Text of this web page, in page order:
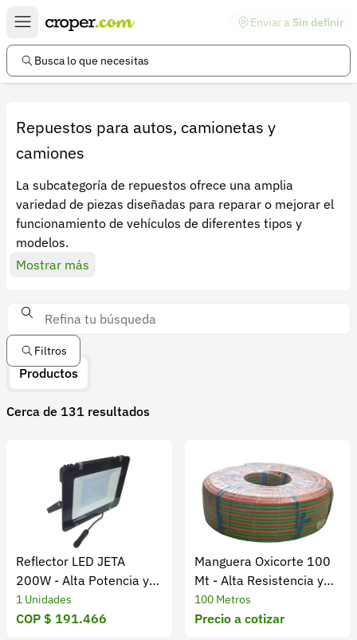
Enviar a Sin definir
Busca lo que necesitas
Repuestos para autos, camionetas y
camiones
La subcategoría de repuestos ofrece una amplia
variedad de piezas diseñadas para reparar o mejorar el
funcionamiento de vehículos de diferentes tipos y
modelos.
Mostrar más
Filtros
Productos
Cerca de 131 resultados
Reflector LED JETA
200W - Alta Potencia y
Eficiencia Energética
1 Unidades
COP $ 191.466
Manguera Oxicorte 100
Mt - Alta Resistencia y
Durabilidad
100 Metros
Precio a cotizar
Enlaces de interés
Preguntas frecuentes
Ayuda
Información legal
Términos y condiciones
Política de devoluciones
Política de privacidad
Cuenta
Registrarse
Recuperar contraseña
+57 323 2931928
contacto@croper.com
© 2026 Croper.com Todos los derechos reservados
Versión 5.45.0
Síguenos